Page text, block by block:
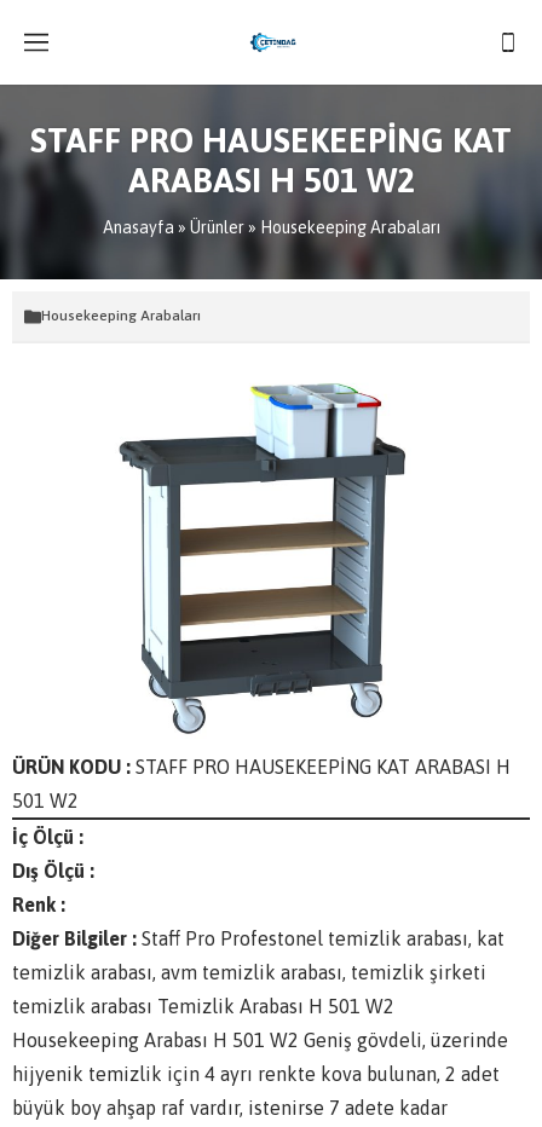
STAFF PRO HAUSEKEEPİNG KAT
ARABASI H 501 W2
Anasayfa » Ürünler» Housekeeping Arabaları
Housekeeping Arabaları
ÜRÜN KODU : STAFF PRO HAUSEKEEPİNG KAT ARABASI H
501 W2
İç Ölçü :
Dış Ölçü :
Renk :
Diğer Bilgiler : Staff Pro Profestonel temizlik arabası, kat
temizlik arabası, avm temizlik arabası, temizlik şirketi
temizlik arabası Temizlik Arabası H 501 W2
Housekeeping Arabası H 501 W2 Geniş gövdeli, üzerinde
hijyenik temizlik için 4 ayrı renkte kova bulunan, 2 adet
büyük boy ahşap raf vardır, istenirse 7 adete kadar